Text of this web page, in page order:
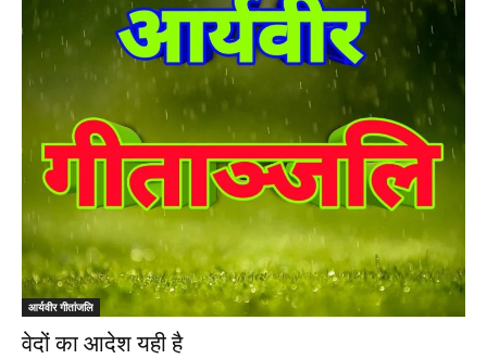
आर्यवीर गीतांजलि
वेदों का आदेश यही है